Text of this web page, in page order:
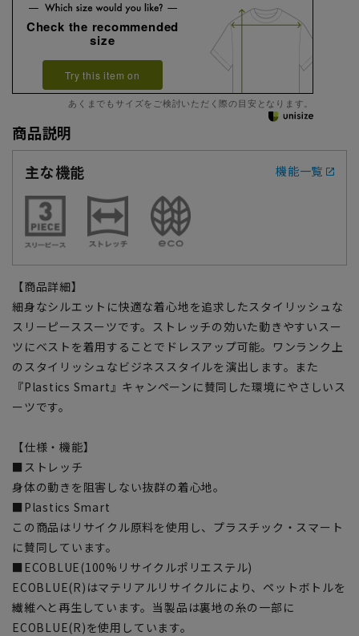
Check the recommended
size
Try this item on
あくまでもサイズをご検討いただく際の目安となります。
商品説明
主な機能
機能一覧
【商品詳細】
細身なシルエットに快適な着心地を追求したスタイリッシュな
スリーピーススーツです。ストレッチの効いた動きやすいスー
ツにベストを着用することでドレスアップ可能。ワンランク上
のスタイリッシュなビジネススタイルを演出します。また
『Plastics Smart』キャンペーンに賛同した環境にやさしいス
ーツです。
【仕様・機能】
■ストレッチ
身体の動きを阻害しない抜群の着心地。
■Plastics Smart
この商品はリサイクル原料を使用し、プラスチック・スマート
に賛同しています。
■ECOBLUE(100%リサイクルポリエステル)
ECOBLUE(R)はマテリアルリサイクルにより、ペットボトルを
繊維へと再生しています。当製品は裏地の糸の一部に
ECOBLUE(R)を使用しています。